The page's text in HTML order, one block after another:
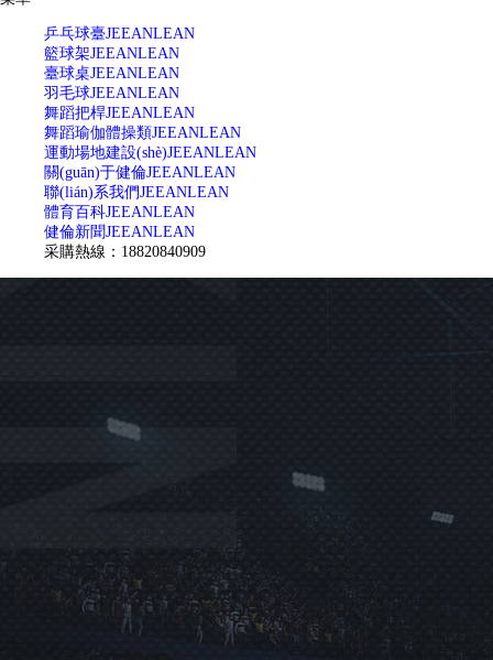
乒乓球臺JEEANLEAN
籃球架JEEANLEAN
臺球桌JEEANLEAN
羽毛球JEEANLEAN
舞蹈把桿JEEANLEAN
舞蹈瑜伽體操類JEEANLEAN
運動場地建設(shè)JEEANLEAN
關(guān)于健倫JEEANLEAN
聯(lián)系我們JEEANLEAN
體育百科JEEANLEAN
健倫新聞JEEANLEAN
采購熱線：18820840909